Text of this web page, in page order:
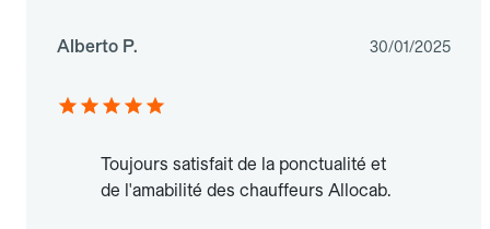
Alberto P. 30/01/2025
Toujours satisfait de la ponctualité et
de l'amabilité des chauffeurs Allocab.